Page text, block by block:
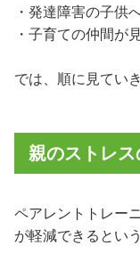
・発達障害の子供
・子育ての仲間が
では、順に見てい
親のストレ
ペアレントトレー
が軽減できるという